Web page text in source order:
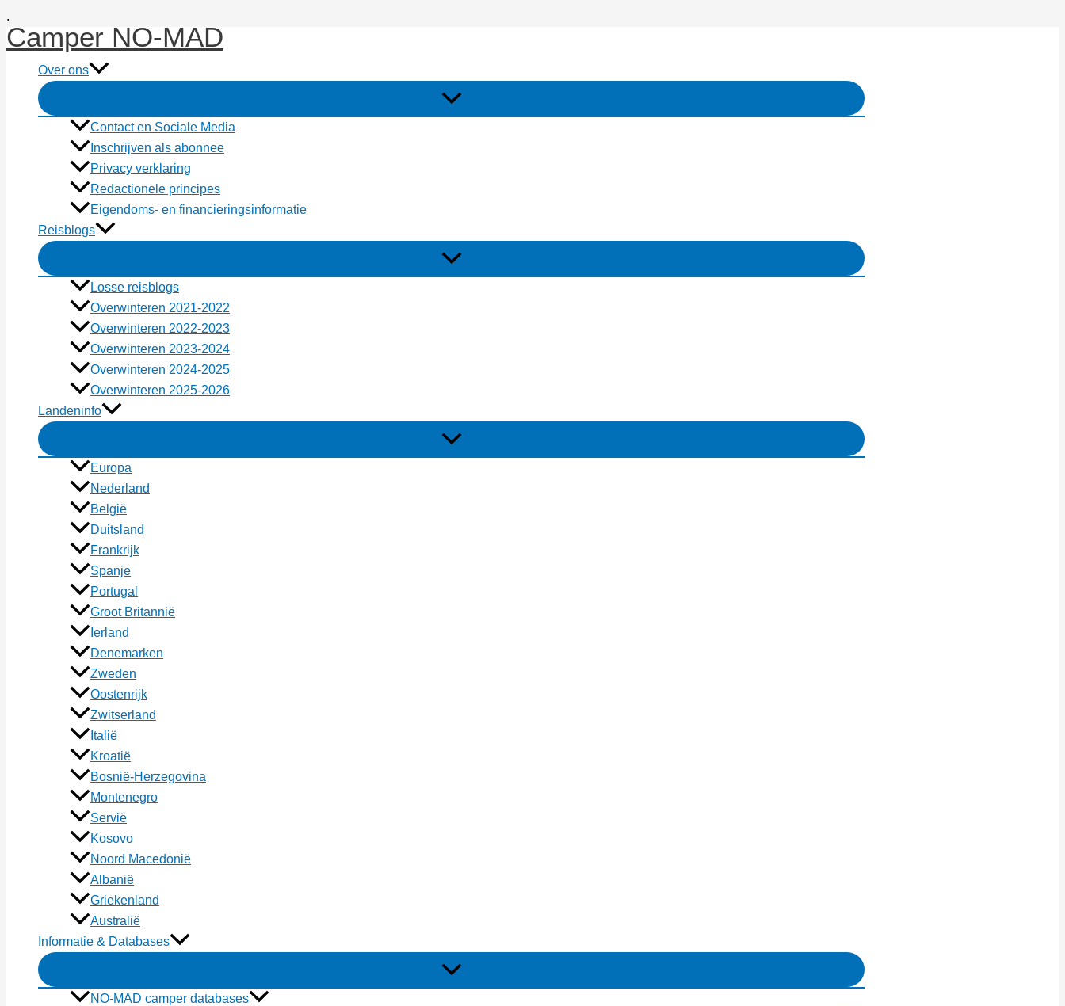
.
naar
inhoud
Camper NO-MAD
Over ons
Contact en Sociale Media
Inschrijven als abonnee
Privacy verklaring
Redactionele principes
Eigendoms- en financieringsinformatie
Reisblogs
Losse reisblogs
Overwinteren 2021-2022
Overwinteren 2022-2023
Overwinteren 2023-2024
Overwinteren 2024-2025
Overwinteren 2025-2026
Landeninfo
Europa
Nederland
België
Duitsland
Frankrijk
Spanje
Portugal
Groot Britannië
Ierland
Denemarken
Zweden
Oostenrijk
Zwitserland
Italië
Kroatië
Bosnië-Herzegovina
Montenegro
Servië
Kosovo
Noord Macedonië
Albanië
Griekenland
Australië
Informatie & Databases
NO-MAD camper databases